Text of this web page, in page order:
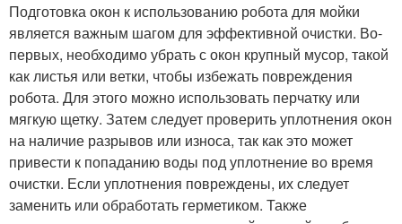
Подготовка окон к использованию робота для мойки
является важным шагом для эффективной очистки. Во-
первых, необходимо убрать с окон крупный мусор, такой
как листья или ветки, чтобы избежать повреждения
робота. Для этого можно использовать перчатку или
мягкую щетку. Затем следует проверить уплотнения окон
на наличие разрывов или износа, так как это может
привести к попаданию воды под уплотнение во время
очистки. Если уплотнения повреждены, их следует
заменить или обработать герметиком. Также